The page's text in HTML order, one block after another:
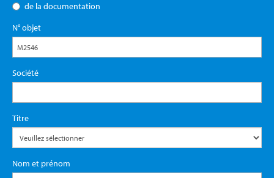
de la documentation
N° objet
Société
Titre
Nom et prénom